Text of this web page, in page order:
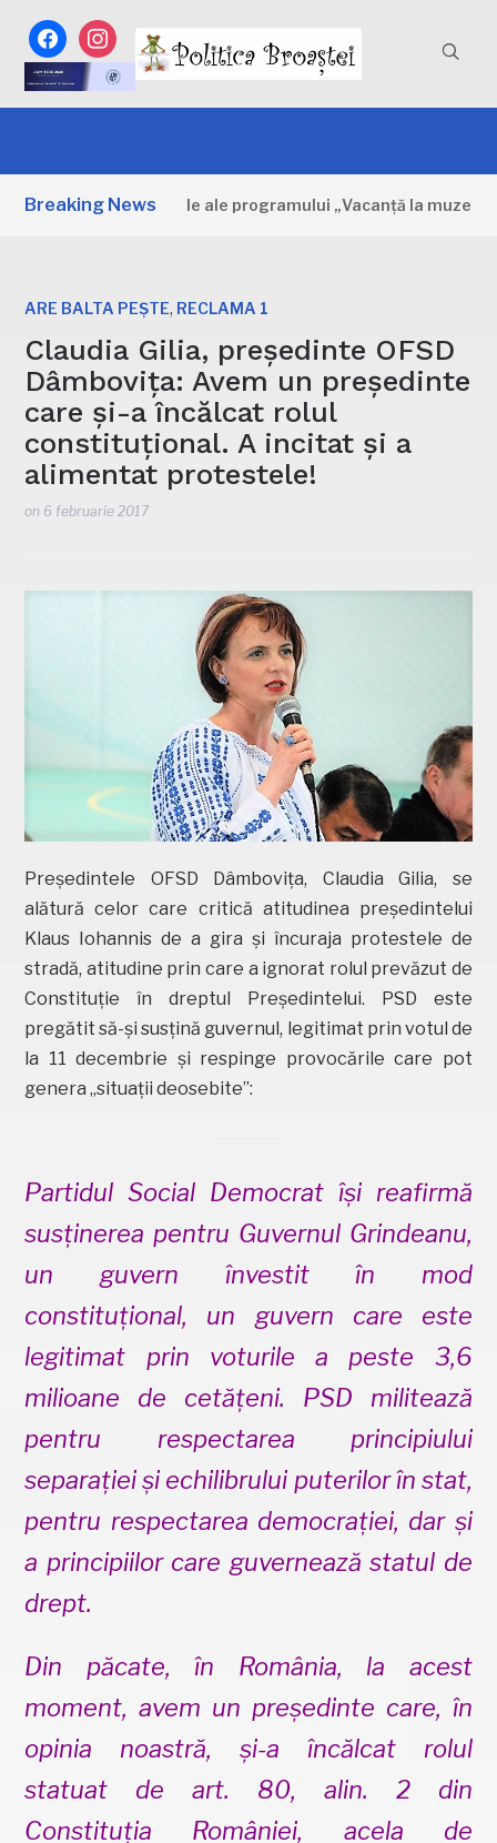
facebookinstagram
Breaking News
Primele zile ale programului „Vacanță la muzeu”
ARE BALTA PEȘTE, RECLAMA 1
Claudia Gilia, președinte OFSD
Dâmbovița: Avem un președinte
care și-a încălcat rolul
constituțional. A incitat și a
alimentat protestele!
on 6 februarie 2017
Președintele OFSD Dâmbovița, Claudia Gilia, se
alătură celor care critică atitudinea președintelui
Klaus Iohannis de a gira și încuraja protestele de
stradă, atitudine prin care a ignorat rolul prevăzut de
Constituție în dreptul Președintelui. PSD este
pregătit să-și susțină guvernul, legitimat prin votul de
la 11 decembrie și respinge provocările care pot
genera „situații deosebite”:
Partidul Social Democrat își reafirmă
susținerea pentru Guvernul Grindeanu,
un guvern învestit în mod
constituțional, un guvern care este
legitimat prin voturile a peste 3,6
milioane de cetățeni. PSD militează
pentru respectarea principiului
separației și echilibrului puterilor în stat,
pentru respectarea democrației, dar și
a principiilor care guvernează statul de
drept.
Din păcate, în România, la acest
moment, avem un președinte care, în
opinia noastră, și-a încălcat rolul
statuat de art. 80, alin. 2 din
Constituția României, acela de